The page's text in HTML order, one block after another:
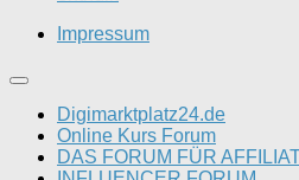
Impressum
Digimarktplatz24.de
Online Kurs Forum
DAS FORUM FÜR